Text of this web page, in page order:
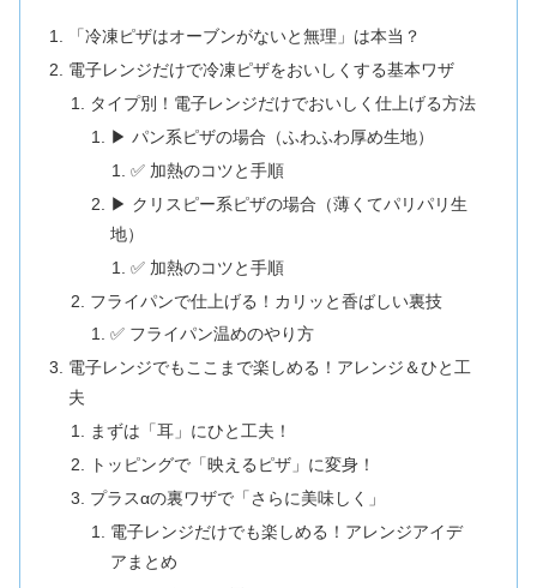
「冷凍ピザはオーブンがないと無理」は本当？
電子レンジだけで冷凍ピザをおいしくする基本ワザ
タイプ別！電子レンジだけでおいしく仕上げる方法
▶ パン系ピザの場合（ふわふわ厚め生地）
✅ 加熱のコツと手順
▶ クリスピー系ピザの場合（薄くてパリパリ生
地）
✅ 加熱のコツと手順
フライパンで仕上げる！カリッと香ばしい裏技
✅ フライパン温めのやり方
電子レンジでもここまで楽しめる！アレンジ＆ひと工
夫
まずは「耳」にひと工夫！
トッピングで「映えるピザ」に変身！
プラスαの裏ワザで「さらに美味しく」
電子レンジだけでも楽しめる！アレンジアイデ
アまとめ